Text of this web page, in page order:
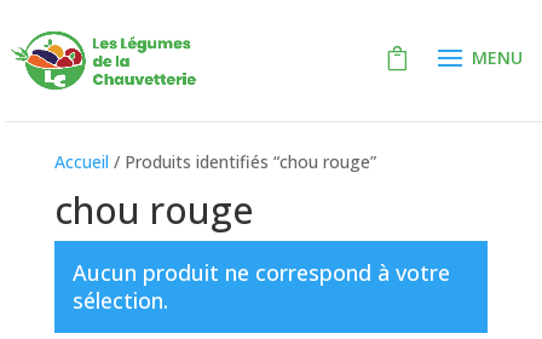
Accueil / Produits identifiés “chou rouge”
chou rouge
Aucun produit ne correspond à votre
sélection.